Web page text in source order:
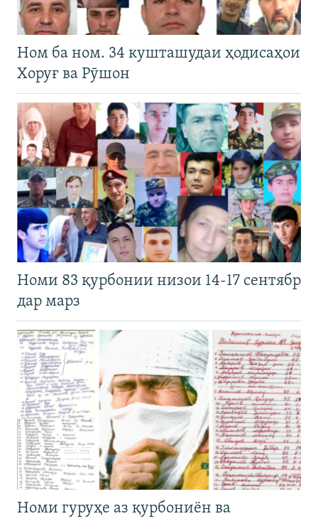
Ном ба ном. 34 кушташудаи ҳодисаҳои
Хоруғ ва Рӯшон
Номи 83 қурбонии низои 14-17 сентябр
дар марз
Номи гуруҳе аз қурбониён ва